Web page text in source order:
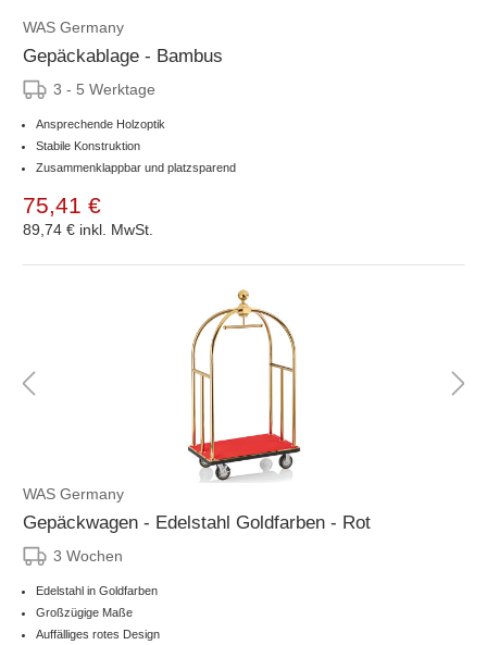
WAS Germany
Gepäckablage - Bambus
3 - 5 Werktage
Ansprechende Holzoptik
Stabile Konstruktion
Zusammenklappbar und platzsparend
75,41 €
89,74 € inkl. MwSt.
WAS Germany
Gepäckwagen - Edelstahl Goldfarben - Rot
3 Wochen
Edelstahl in Goldfarben
Großzügige Maße
Auffälliges rotes Design